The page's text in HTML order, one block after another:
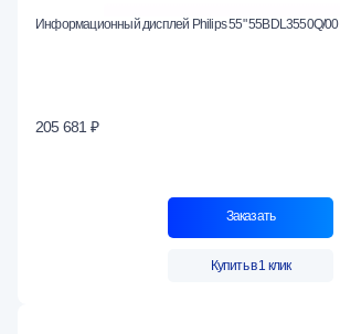
Информационный дисплей Philips 55" 55BDL3550Q/00
205 681 ₽
Заказать
Купить в 1 клик